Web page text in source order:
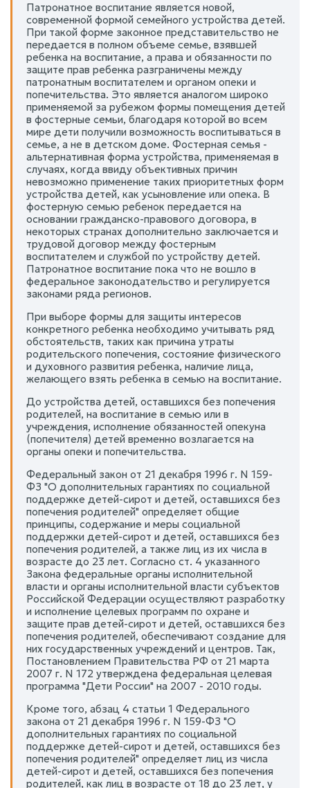
Патронатное воспитание является новой,
современной формой семейного устройства детей.
При такой форме законное представительство не
передается в полном объеме семье, взявшей
ребенка на воспитание, а права и обязанности по
защите прав ребенка разграничены между
патронатным воспитателем и органом опеки и
попечительства. Это является аналогом широко
применяемой за рубежом формы помещения детей
в фостерные семьи, благодаря которой во всем
мире дети получили возможность воспитываться в
семье, а не в детском доме. Фостерная семья -
альтернативная форма устройства, применяемая в
случаях, когда ввиду объективных причин
невозможно применение таких приоритетных форм
устройства детей, как усыновление или опека. В
фостерную семью ребенок передается на
основании гражданско-правового договора, в
некоторых странах дополнительно заключается и
трудовой договор между фостерным
воспитателем и службой по устройству детей.
Патронатное воспитание пока что не вошло в
федеральное законодательство и регулируется
законами ряда регионов.
При выборе формы для защиты интересов
конкретного ребенка необходимо учитывать ряд
обстоятельств, таких как причина утраты
родительского попечения, состояние физического
и духовного развития ребенка, наличие лица,
желающего взять ребенка в семью на воспитание.
До устройства детей, оставшихся без попечения
родителей, на воспитание в семью или в
учреждения, исполнение обязанностей опекуна
(попечителя) детей временно возлагается на
органы опеки и попечительства.
Федеральный закон от 21 декабря 1996 г. N 159-
ФЗ "О дополнительных гарантиях по социальной
поддержке детей-сирот и детей, оставшихся без
попечения родителей" определяет общие
принципы, содержание и меры социальной
поддержки детей-сирот и детей, оставшихся без
попечения родителей, а также лиц из их числа в
возрасте до 23 лет. Согласно ст. 4 указанного
Закона федеральные органы исполнительной
власти и органы исполнительной власти субъектов
Российской Федерации осуществляют разработку
и исполнение целевых программ по охране и
защите прав детей-сирот и детей, оставшихся без
попечения родителей, обеспечивают создание для
них государственных учреждений и центров. Так,
Постановлением Правительства РФ от 21 марта
2007 г. N 172 утверждена федеральная целевая
программа "Дети России" на 2007 - 2010 годы.
Кроме того, абзац 4 статьи 1 Федерального
закона от 21 декабря 1996 г. N 159-ФЗ "О
дополнительных гарантиях по социальной
поддержке детей-сирот и детей, оставшихся без
попечения родителей" определяет лиц из числа
детей-сирот и детей, оставшихся без попечения
родителей, как лиц в возрасте от 18 до 23 лет, у